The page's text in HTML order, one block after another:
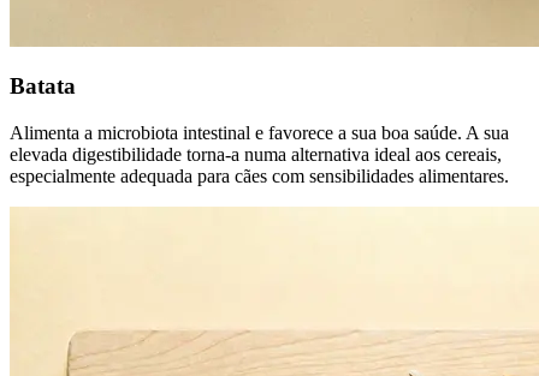
Batata
Alimenta a microbiota intestinal e favorece a sua boa saúde. A sua
elevada digestibilidade torna-a numa alternativa ideal aos cereais,
especialmente adequada para cães com sensibilidades alimentares.